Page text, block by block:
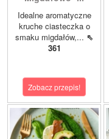
Idealne aromatyczne
kruche ciasteczka o
smaku migdałów,... ⇖
361
Zobacz przepis!